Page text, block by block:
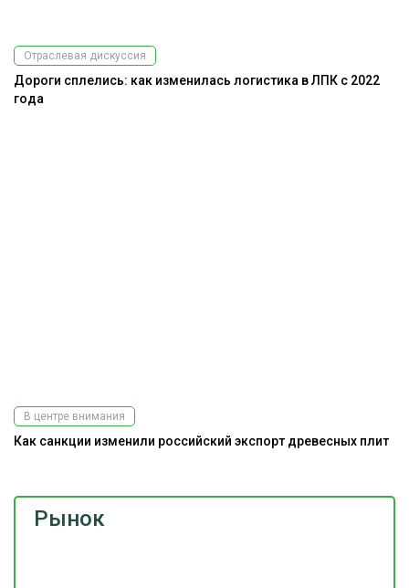
Рынок
Отраслевая дискуссия
Дороги сплелись: как изменилась логистика в ЛПК с 2022
года
В центре внимания
Как санкции изменили российский экспорт древесных плит